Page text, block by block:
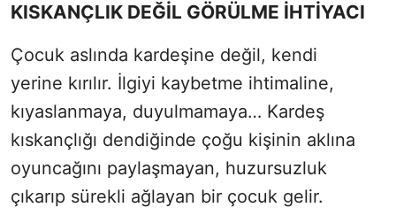
KISKANÇLIK DEĞİL GÖRÜLME İHTİYACI
Çocuk aslında kardeşine değil, kendi
yerine kırılır. İlgiyi kaybetme ihtimaline,
kıyaslanmaya, duyulmamaya… Kardeş
kıskançlığı dendiğinde çoğu kişinin aklına
oyuncağını paylaşmayan, huzursuzluk
çıkarıp sürekli ağlayan bir çocuk gelir.